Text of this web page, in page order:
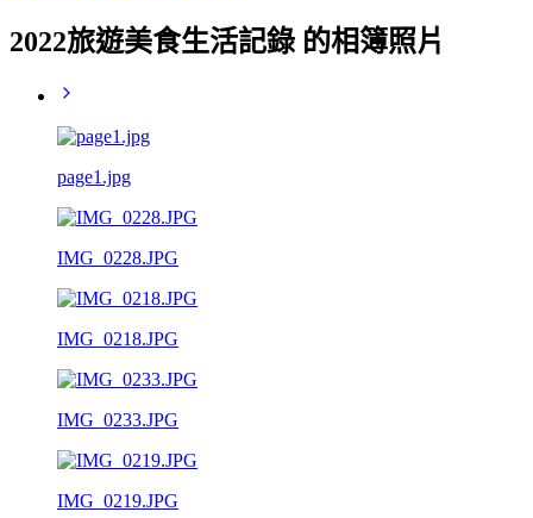
2022旅遊美食生活記錄 的相簿照片
page1.jpg
IMG_0228.JPG
IMG_0218.JPG
IMG_0233.JPG
IMG_0219.JPG